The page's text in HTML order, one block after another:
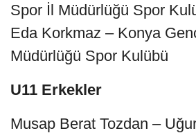
Spor İl Müdürlüğü Spor
Eda Korkmaz – Konya
Müdürlüğü Spor Kulübü
U11 Erkekler
Musap Berat Tozdan –